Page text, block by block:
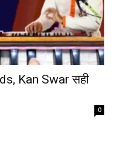
Kan Swar सही
0